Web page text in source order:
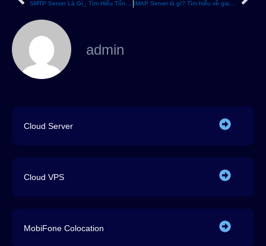
Cloud Server
Cloud VPS
MobiFone Colocation
admin